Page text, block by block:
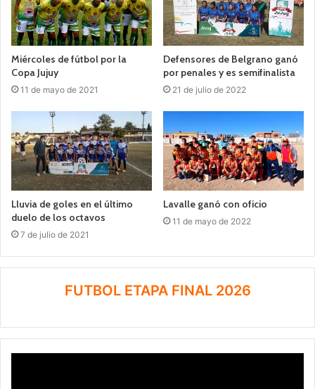
Miércoles de fútbol por la
Copa Jujuy
11 de mayo de 2021
Defensores de Belgrano ganó
por penales y es semifinalista
21 de julio de 2022
Lluvia de goles en el último
duelo de los octavos
7 de julio de 2021
Lavalle ganó con oficio
11 de mayo de 2022
FUTBOL ETAPA FINAL 2026